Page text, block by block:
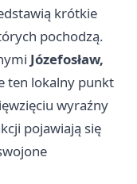
krótkie
pochodzą.
Józefosław,
ten lokalny punkt
wyraźny
pojawiają się